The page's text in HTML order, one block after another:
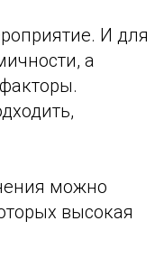
И для
а
можно
высокая